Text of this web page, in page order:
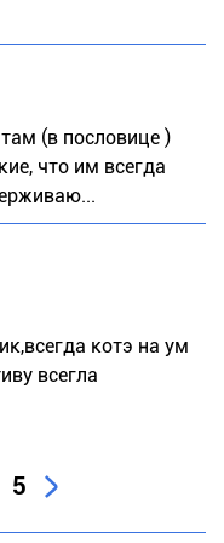
(в пословице )
что им всегда
котэ на ум
всегла
5